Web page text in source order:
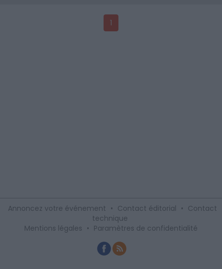
1
Annoncez votre événement • Contact éditorial • Contact
technique
Mentions légales • Paramètres de confidentialité